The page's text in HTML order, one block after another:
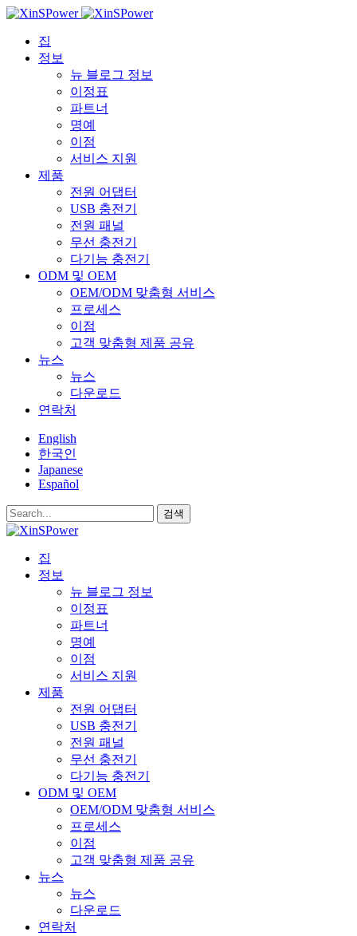
집
정보
뉴 블로그 정보
이정표
파트너
명예
이점
서비스 지원
제품
전원 어댑터
USB 충전기
전원 패널
무선 충전기
다기능 충전기
ODM 및 OEM
OEM/ODM 맞춤형 서비스
프로세스
이점
고객 맞춤형 제품 공유
뉴스
뉴스
다운로드
연락처
English
한국인
Japanese
Español
검색
집
정보
뉴 블로그 정보
이정표
파트너
명예
이점
서비스 지원
제품
전원 어댑터
USB 충전기
전원 패널
무선 충전기
다기능 충전기
ODM 및 OEM
OEM/ODM 맞춤형 서비스
프로세스
이점
고객 맞춤형 제품 공유
뉴스
뉴스
다운로드
연락처